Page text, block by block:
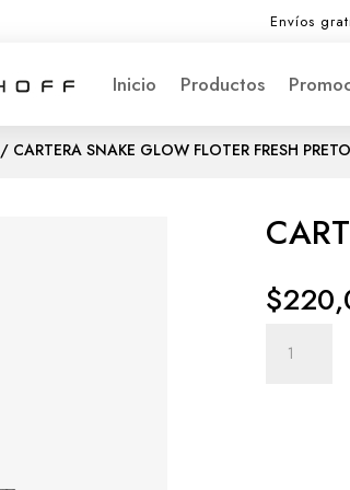
Envíos
Inicio Productos
/ CARTERA SNAKE GLOW FLOTER FRESH PRETO
$
SNAKE